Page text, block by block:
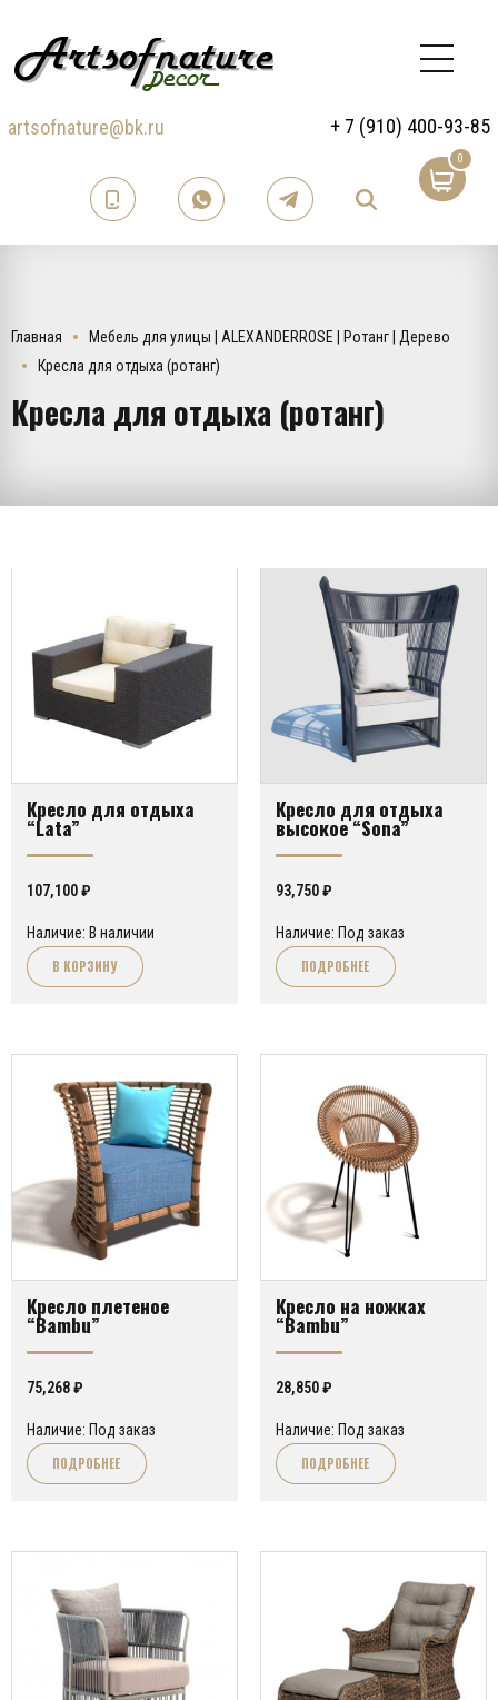
artsofnature@bk.ru + 7 (910) 400-93-85
0
Главная
Мебель для улицы | ALEXANDERROSE | Ротанг | Дерево
Кресла для отдыха (ротанг)
Кресла для отдыха (ротанг)
Кресло для отдыха
“Lata”
107,100₽
Наличие: В наличии
В КОРЗИНУ
Кресло для отдыха
высокое “Sona”
93,750₽
Наличие: Под заказ
ПОДРОБНЕЕ
Кресло плетеное
“Bambu”
75,268₽
Наличие: Под заказ
ПОДРОБНЕЕ
Кресло на ножках
“Bambu”
28,850₽
Наличие: Под заказ
ПОДРОБНЕЕ